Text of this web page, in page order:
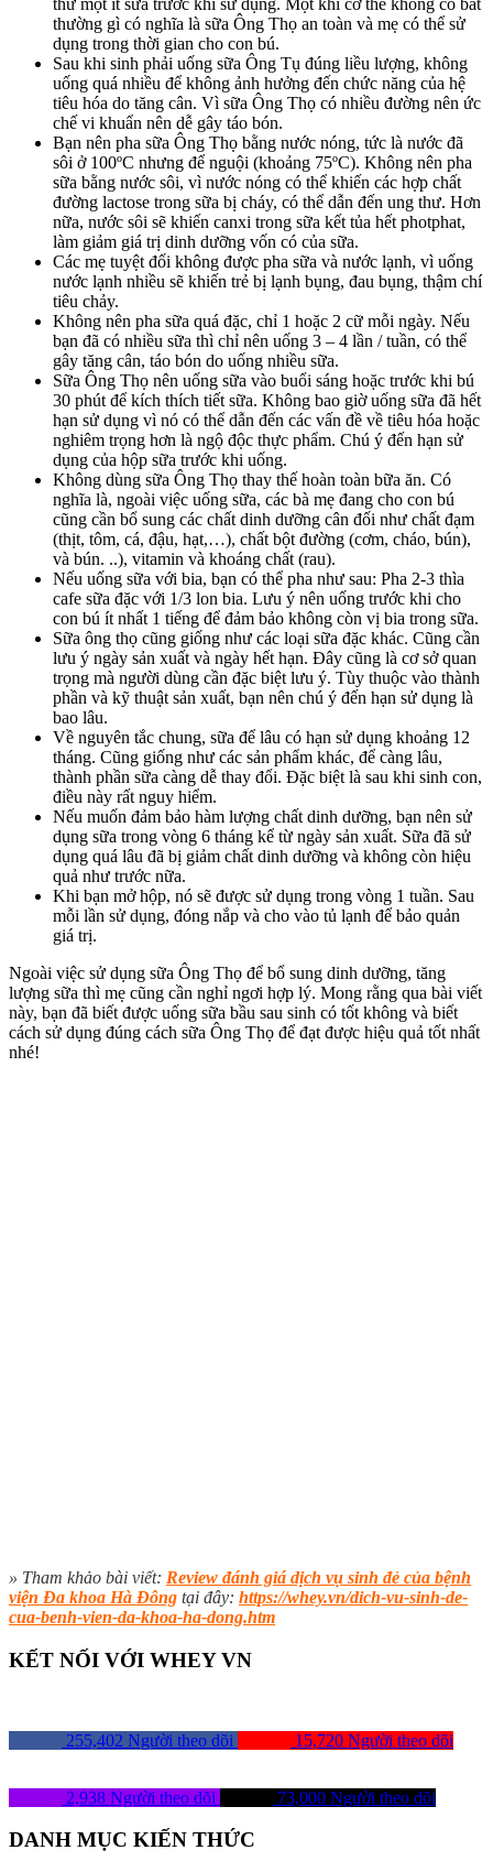
thử một ít sữa trước khi sử dụng. Một khi cơ thể không có bất
thường gì có nghĩa là sữa Ông Thọ an toàn và mẹ có thể sử
dụng trong thời gian cho con bú.
Sau khi sinh phải uống sữa Ông Tụ đúng liều lượng, không
uống quá nhiều để không ảnh hưởng đến chức năng của hệ
tiêu hóa do tăng cân. Vì sữa Ông Thọ có nhiều đường nên ức
chế vi khuẩn nên dễ gây táo bón.
Bạn nên pha sữa Ông Thọ bằng nước nóng, tức là nước đã
sôi ở 100ºC nhưng để nguội (khoảng 75ºC). Không nên pha
sữa bằng nước sôi, vì nước nóng có thể khiến các hợp chất
đường lactose trong sữa bị cháy, có thể dẫn đến ung thư. Hơn
nữa, nước sôi sẽ khiến canxi trong sữa kết tủa hết photphat,
làm giảm giá trị dinh dưỡng vốn có của sữa.
Các mẹ tuyệt đối không được pha sữa và nước lạnh, vì uống
nước lạnh nhiều sẽ khiến trẻ bị lạnh bụng, đau bụng, thậm chí
tiêu chảy.
Không nên pha sữa quá đặc, chỉ 1 hoặc 2 cữ mỗi ngày. Nếu
bạn đã có nhiều sữa thì chỉ nên uống 3 – 4 lần / tuần, có thể
gây tăng cân, táo bón do uống nhiều sữa.
Sữa Ông Thọ nên uống sữa vào buổi sáng hoặc trước khi bú
30 phút để kích thích tiết sữa. Không bao giờ uống sữa đã hết
hạn sử dụng vì nó có thể dẫn đến các vấn đề về tiêu hóa hoặc
nghiêm trọng hơn là ngộ độc thực phẩm. Chú ý đến hạn sử
dụng của hộp sữa trước khi uống.
Không dùng sữa Ông Thọ thay thế hoàn toàn bữa ăn. Có
nghĩa là, ngoài việc uống sữa, các bà mẹ đang cho con bú
cũng cần bổ sung các chất dinh dưỡng cân đối như chất đạm
(thịt, tôm, cá, đậu, hạt,…), chất bột đường (cơm, cháo, bún),
và bún. ..), vitamin và khoáng chất (rau).
Nếu uống sữa với bia, bạn có thể pha như sau: Pha 2-3 thìa
cafe sữa đặc với 1/3 lon bia. Lưu ý nên uống trước khi cho
con bú ít nhất 1 tiếng để đảm bảo không còn vị bia trong sữa.
Sữa ông thọ cũng giống như các loại sữa đặc khác. Cũng cần
lưu ý ngày sản xuất và ngày hết hạn. Đây cũng là cơ sở quan
trọng mà người dùng cần đặc biệt lưu ý. Tùy thuộc vào thành
phần và kỹ thuật sản xuất, bạn nên chú ý đến hạn sử dụng là
bao lâu.
Về nguyên tắc chung, sữa để lâu có hạn sử dụng khoảng 12
tháng. Cũng giống như các sản phẩm khác, để càng lâu,
thành phần sữa càng dễ thay đổi. Đặc biệt là sau khi sinh con,
điều này rất nguy hiểm.
Nếu muốn đảm bảo hàm lượng chất dinh dưỡng, bạn nên sử
dụng sữa trong vòng 6 tháng kể từ ngày sản xuất. Sữa đã sử
dụng quá lâu đã bị giảm chất dinh dưỡng và không còn hiệu
quả như trước nữa.
Khi bạn mở hộp, nó sẽ được sử dụng trong vòng 1 tuần. Sau
mỗi lần sử dụng, đóng nắp và cho vào tủ lạnh để bảo quản
giá trị.
Ngoài việc sử dụng sữa Ông Thọ để bổ sung dinh dưỡng, tăng
lượng sữa thì mẹ cũng cần nghỉ ngơi hợp lý. Mong rằng qua bài viết
này, bạn đã biết được uống sữa bầu sau sinh có tốt không và biết
cách sử dụng đúng cách sữa Ông Thọ để đạt được hiệu quả tốt nhất
nhé!
» Tham khảo bài viết: Review đánh giá dịch vụ sinh đẻ của bệnh
viện Đa khoa Hà Đông tại đây: https://whey.vn/dich-vu-sinh-de-
cua-benh-vien-da-khoa-ha-dong.htm
KẾT NỐI VỚI WHEY VN
255,402 Người theo dõi 15,720 Người theo dõi
2,938 Người theo dõi 73,000 Người theo dõi
DANH MỤC KIẾN THỨC